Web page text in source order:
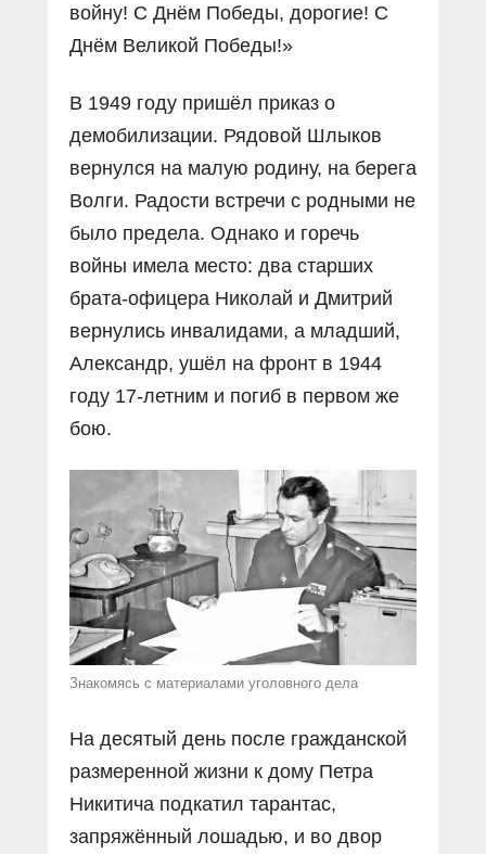
войну! С Днём Победы, дорогие! С
Днём Великой Победы!»
В 1949 году пришёл приказ о
демобилизации. Рядовой Шлыков
вернулся на малую родину, на берега
Волги. Радости встречи с родными не
было предела. Однако и горечь
войны имела место: два старших
брата-офицера Николай и Дмитрий
вернулись инвалидами, а младший,
Александр, ушёл на фронт в 1944
году 17-летним и погиб в первом же
бою.
Знакомясь с материалами уголовного дела
На десятый день после гражданской
размеренной жизни к дому Петра
Никитича подкатил тарантас,
запряжённый лошадью, и во двор